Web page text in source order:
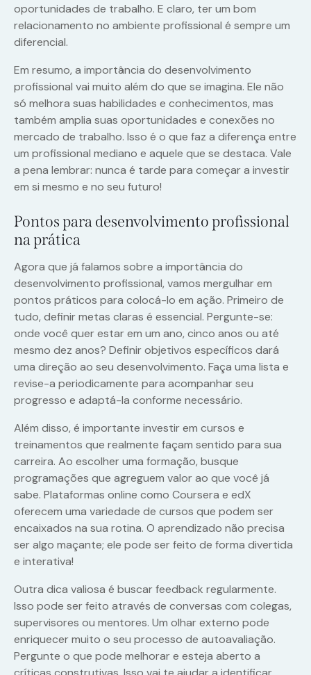
oportunidades de trabalho. E claro, ter um bom
relacionamento no ambiente profissional é sempre um
diferencial.
Em resumo, a importância do desenvolvimento
profissional vai muito além do que se imagina. Ele não
só melhora suas habilidades e conhecimentos, mas
também amplia suas oportunidades e conexões no
mercado de trabalho. Isso é o que faz a diferença entre
um profissional mediano e aquele que se destaca. Vale
a pena lembrar: nunca é tarde para começar a investir
em si mesmo e no seu futuro!
Pontos para desenvolvimento profissional
na prática
Agora que já falamos sobre a importância do
desenvolvimento profissional, vamos mergulhar em
pontos práticos para colocá-lo em ação. Primeiro de
tudo, definir metas claras é essencial. Pergunte-se:
onde você quer estar em um ano, cinco anos ou até
mesmo dez anos? Definir objetivos específicos dará
uma direção ao seu desenvolvimento. Faça uma lista e
revise-a periodicamente para acompanhar seu
progresso e adaptá-la conforme necessário.
Além disso, é importante investir em cursos e
treinamentos que realmente façam sentido para sua
carreira. Ao escolher uma formação, busque
programações que agreguem valor ao que você já
sabe. Plataformas online como Coursera e edX
oferecem uma variedade de cursos que podem ser
encaixados na sua rotina. O aprendizado não precisa
ser algo maçante; ele pode ser feito de forma divertida
e interativa!
Outra dica valiosa é buscar feedback regularmente.
Isso pode ser feito através de conversas com colegas,
supervisores ou mentores. Um olhar externo pode
enriquecer muito o seu processo de autoavaliação.
Pergunte o que pode melhorar e esteja aberto a